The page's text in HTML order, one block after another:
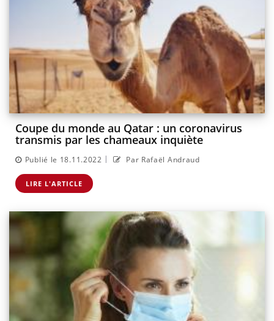
Coupe du monde au Qatar : un coronavirus
transmis par les chameaux inquiète
Publié le 18.11.2022 | Par Rafaël Andraud
LIRE L'ARTICLE